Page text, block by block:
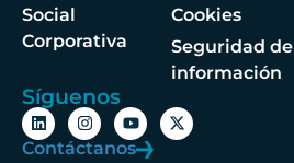
Social
Corporativa
Cookies
Seguridad de
información
Síguenos
Contáctanos